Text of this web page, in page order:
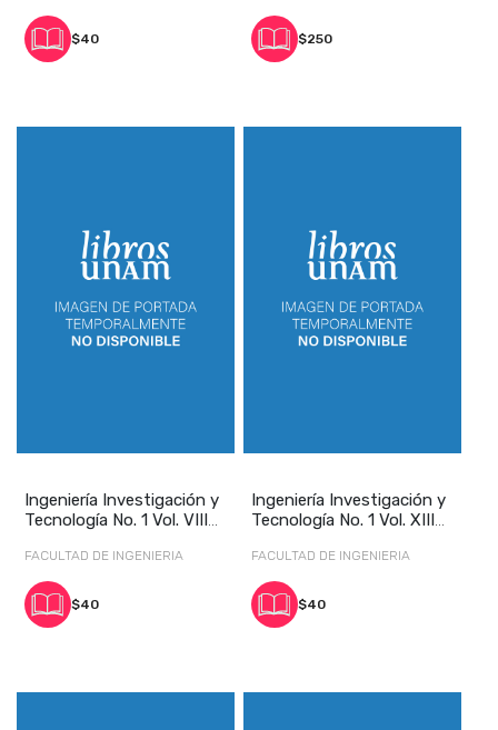
Facultad de Ingeniería
$40
$250
Ingeniería Investigación y
Tecnología No. 1 Vol. VIII
FACULTAD DE INGENIERIA
$40
Ingeniería Investigación y
Tecnología No. 1 Vol. XIII
FACULTAD DE INGENIERIA
$40